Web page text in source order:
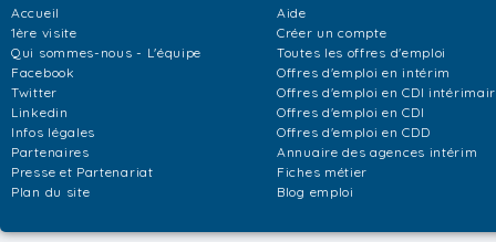
Accueil
1ère visite
Qui sommes-nous - L'équipe
Facebook
Twitter
Linkedin
Infos légales
Partenaires
Presse et Partenariat
Plan du site
Aide
Créer un compte
Toutes les offres d'emploi
Offres d'emploi en intérim
Offres d'emploi en CDI
Offres d'emploi en CDI
Offres d'emploi en CDD
Annuaire des agences intérim
Fiches métier
Blog emploi